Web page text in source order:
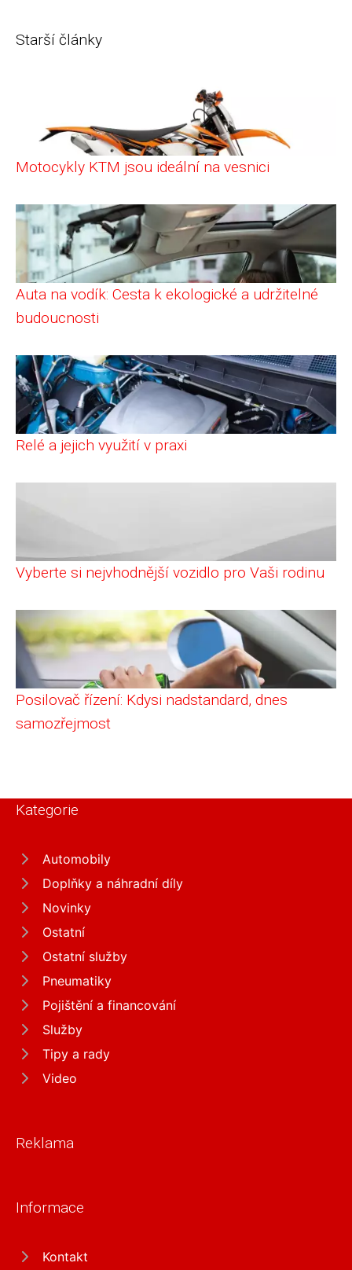
Starší články
Motocykly KTM jsou ideální na vesnici
Auta na vodík: Cesta k ekologické a udržitelné
budoucnosti
Relé a jejich využití v praxi
Vyberte si nejvhodnější vozidlo pro Vaši rodinu
Posilovač řízení: Kdysi nadstandard, dnes
samozřejmost
Kategorie
Automobily
Doplňky a náhradní díly
Novinky
Ostatní
Ostatní služby
Pneumatiky
Pojištění a financování
Služby
Tipy a rady
Video
Reklama
Informace
Kontakt